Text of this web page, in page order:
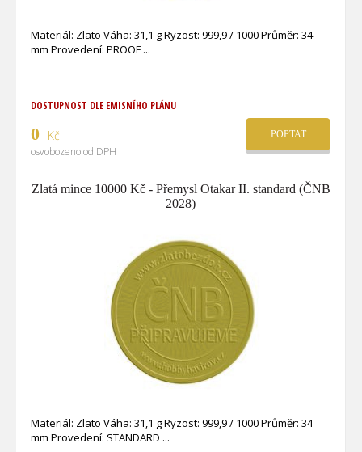
Materiál: Zlato Váha: 31,1 g Ryzost: 999,9 / 1000 Průměr: 34
mm Provedení: PROOF
DOSTUPNOST DLE EMISNÍHO PLÁNU
0 Kč
osvobozeno od DPH
POPTAT
Zlatá mince 10000 Kč - Přemysl Otakar II. standard (ČNB
2028)
Materiál: Zlato Váha: 31,1 g Ryzost: 999,9 / 1000 Průměr: 34
mm Provedení: STANDARD